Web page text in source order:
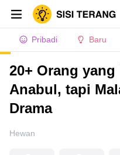
Pribadi Baru
20+ Orang
Anabul, tapi
Drama
Hewan